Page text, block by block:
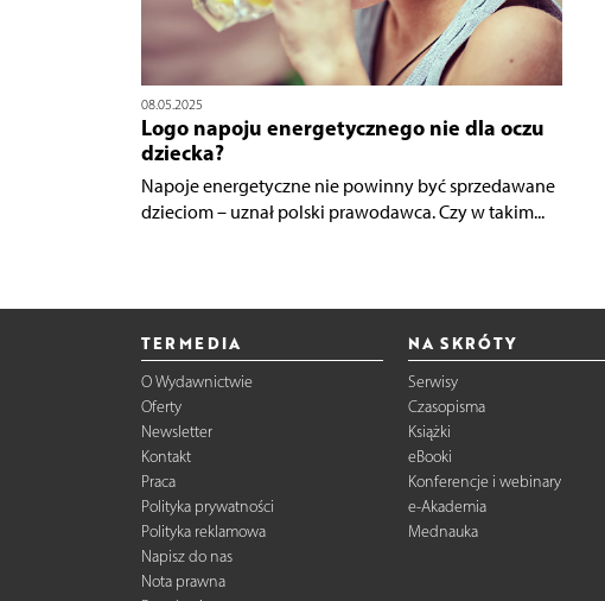
08.05.2025
Logo napoju energetycznego nie dla oczu
dziecka?
Napoje energetyczne nie powinny być sprzedawane
dzieciom – uznał polski prawodawca. Czy w takim...
TERMEDIA
O Wydawnictwie
Oferty
Newsletter
Kontakt
Praca
Polityka prywatności
Polityka reklamowa
Napisz do nas
Nota prawna
NA SKRÓTY
Serwisy
Czasopisma
Książki
eBooki
Konferencje i webinary
e-Akademia
Mednauka